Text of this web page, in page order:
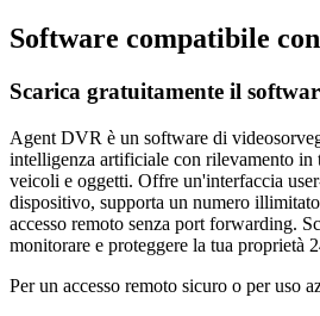
Software compatibile
Scarica gratuitamente il
Agent DVR è un software di
intelligenza artificiale con rilevamento in
veicoli e oggetti. Offre un'interfaccia
dispositivo, supporta un numero
accesso remoto senza port forwarding.
monitorare e proteggere la tua proprietà
Per un accesso remoto sicuro o per uso